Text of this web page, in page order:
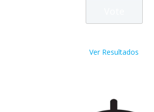
Ver Resultados